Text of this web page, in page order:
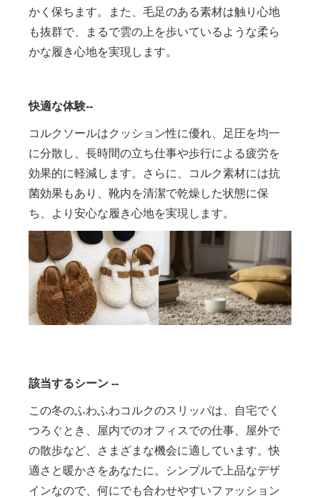
かく保ちます。また、毛足のある素材は触り心地
も抜群で、まるで雲の上を歩いているような柔ら
かな履き心地を実現します。
快適な体験--
コルクソールはクッション性に優れ、足圧を均一
に分散し、長時間の立ち仕事や歩行による疲労を
効果的に軽減します。さらに、コルク素材には抗
菌効果もあり、靴内を清潔で乾燥した状態に保
ち、より安心な履き心地を実現します。
該当するシーン --
この冬のふわふわコルクのスリッパは、自宅でく
つろぐとき、屋内でのオフィスでの仕事、屋外で
の散歩など、さまざまな機会に適しています。快
適さと暖かさをあなたに。シンプルで上品なデザ
インなので、何にでも合わせやすいファッション